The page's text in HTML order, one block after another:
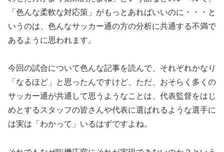
「色んな柔軟な対応策」がもっとあればいいのに・・・と
いうのは、色んなサッカー通の方の分析に共通する不満で
あるように思われます。
今回の試合について色んな記事を読んで、それぞれかなり
「なるほど」と思ったんですけど、ただ、おそらく多くの
サッカー通が共通して思うようなことは、代表監督をはじ
めとするスタッフの皆さんや代表に選ばれるような選手に
は実は「わかって」いるはずですよね。